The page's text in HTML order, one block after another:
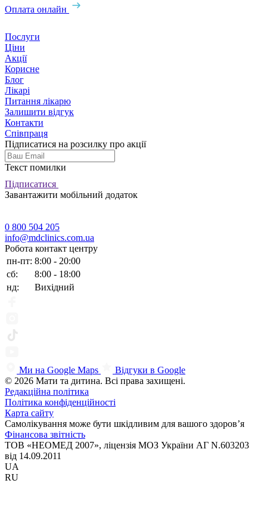
Оплата онлайн
Послуги
Ціни
Акції
Корисне
Блог
Лікарі
Питання лікарю
Залишити відгук
Контакти
Співпраця
Підписатися на розсилку про акції
Текст помилки
Підписатися
Завантажити мобільний додаток
0 800 504 205
info@mdclinics.com.ua
Робота контакт центру
пн-пт: 8:00 - 20:00
сб:
8:00 - 18:00
нд:
Вихідний
Ми на Google Maps
Відгуки в Google
© 2026 Мати та дитина. Всі права захищені.
Редакційна політика
Політика конфіденційності
Карта сайту
Самолікування може бути шкідливим для вашого здоров’я
Фінансова звітність
ТОВ «НЕОМЕД 2007», ліцензія МОЗ України АГ N.603203
від 14.09.2011
UA
RU